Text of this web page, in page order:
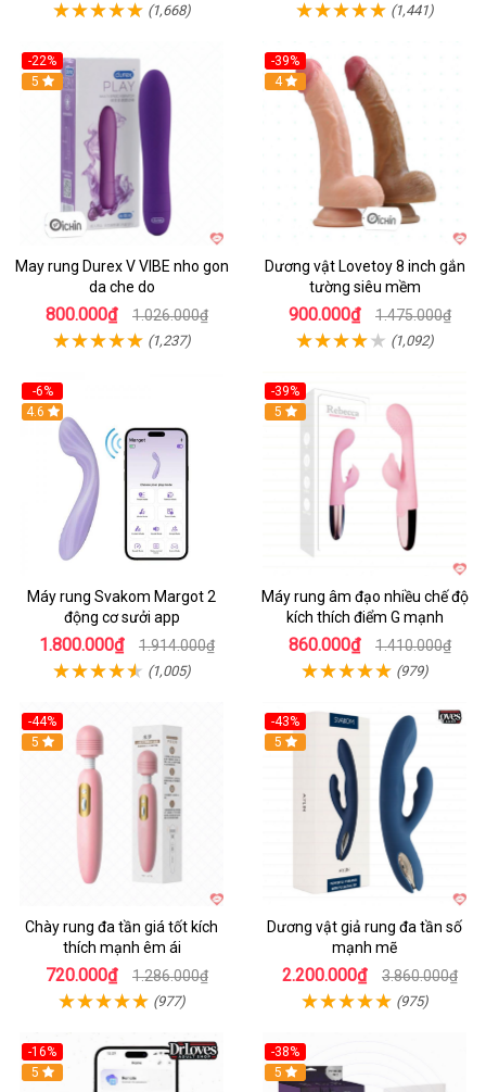
(1,668) (1,441)
-22%
Hot
5
May rung Durex V VIBE nho gon
da che do
800.000₫ 1.026.000₫
(1,237)
-39%
Hot
4
Dương vật Lovetoy 8 inch gắn
tường siêu mềm
900.000₫ 1.475.000₫
(1,092)
-6%
4.6
Máy rung Svakom Margot 2
động cơ sưởi app
1.800.000₫ 1.914.000₫
(1,005)
-39%
Hot
5
Máy rung âm đạo nhiều chế độ
kích thích điểm G mạnh
860.000₫ 1.410.000₫
(979)
-44%
Hot
5
Chày rung đa tần giá tốt kích
thích mạnh êm ái
720.000₫ 1.286.000₫
(977)
-43%
Hot
5
Dương vật giả rung đa tần số
mạnh mẽ
2.200.000₫ 3.860.000₫
(975)
-16%
Hot
5
-38%
Hot
5